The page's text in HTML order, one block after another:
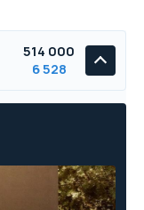
514 000
6 528